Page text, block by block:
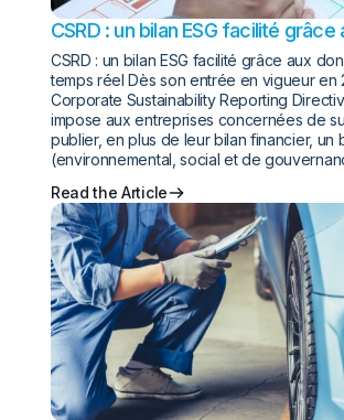
CSRD : un bilan ESG facilité grâce
données flotte en temps réel
CSRD : un bilan ESG facilité grâce aux
temps réel Dès son entrée en vigueur en
Corporate Sustainability Reporting
impose aux entreprises concernées de
publier, en plus de leur bilan financier, un
(environnemental, social et de
Read the Article